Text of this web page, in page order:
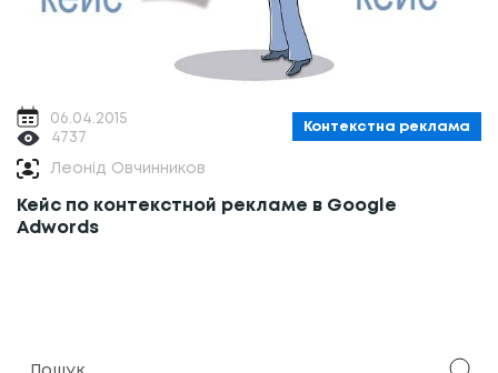
06.04.2015
4737
Контекстна реклама
Леонід Овчинников
Кейс по контекстной рекламе в Google
Adwords